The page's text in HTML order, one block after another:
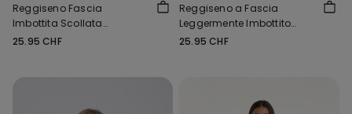
Reggiseno Fascia
Imbottita Scollata
Microfibra Riciclata
25.95 CHF
Reggiseno a Fascia
Leggermente Imbottito
Microfibra Riciclata Full
25.95 CHF